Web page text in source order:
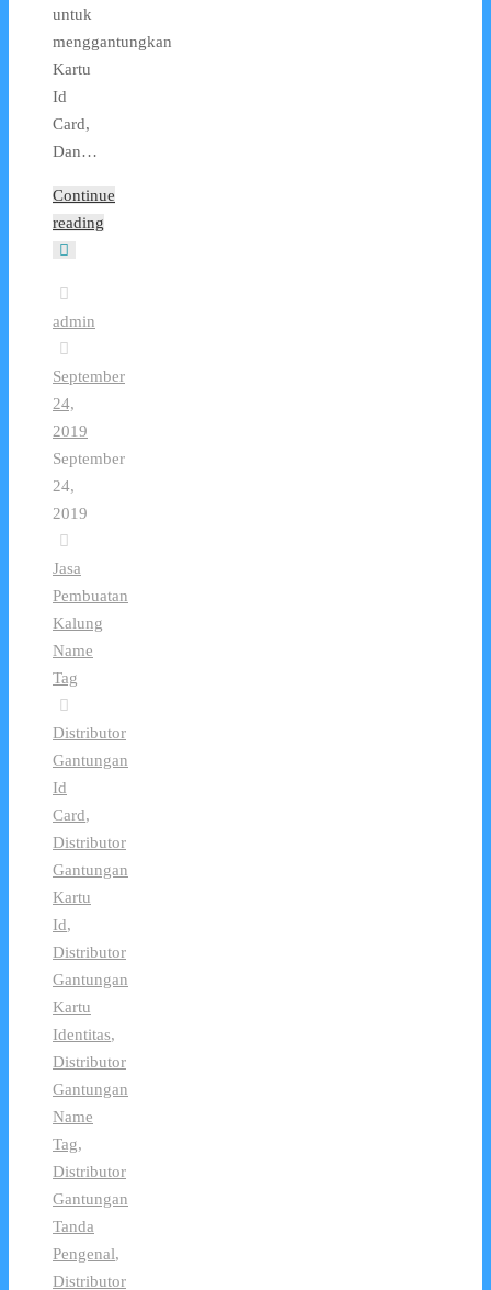
untuk
menggantungkan
Kartu
Id
Card,
Dan…
Continue
reading
admin
September
24,
2019
September
24,
2019
Jasa
Pembuatan
Kalung
Name
Tag
Distributor
Gantungan
Id
Card,
Distributor
Gantungan
Kartu
Id,
Distributor
Gantungan
Kartu
Identitas,
Distributor
Gantungan
Name
Tag,
Distributor
Gantungan
Tanda
Pengenal,
Distributor